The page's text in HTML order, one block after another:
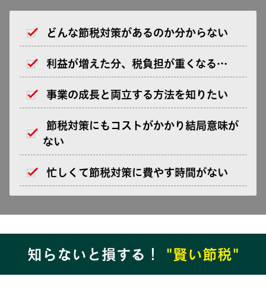
どんな節税対策があるのか分からない
利益が増えた分、税負担が重くなる…
事業の成長と両立する方法を知りたい
節税対策にもコストがかかり結局意味が
ない
忙しくて節税対策に費やす時間がない
知らないと損する！ "賢い節税"